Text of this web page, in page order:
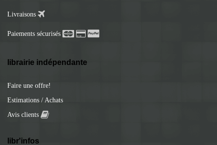
Livraisons
Paiements sécurisés
librairie indépendante
Faire une offre!
Estimations / Achats
Avis clients
libr'infos